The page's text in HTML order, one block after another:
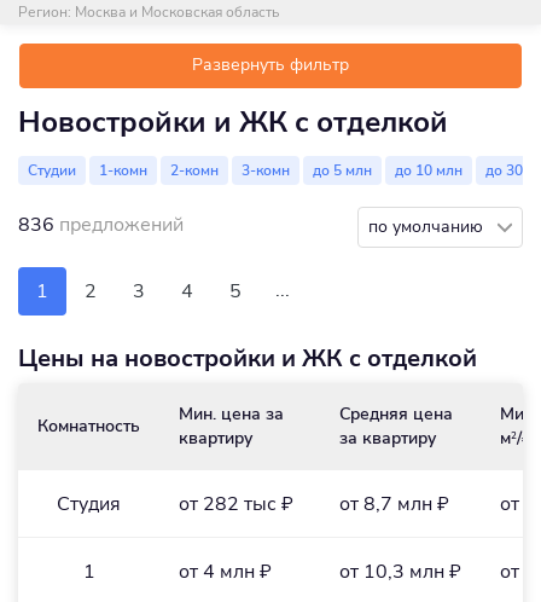
Регион: Москва и Московская область
Развернуть фильтр
Новостройки и ЖК с отделкой
Студии 1-комн 2-комн 3-комн до 5 млн до 10 млн до 30 м²
836 предложений по умолчанию
1 2 3 4 5 ...
Цены на новостройки и ЖК с отделкой
Комнатность
Мин. цена за
квартиру
Средняя цена
за квартиру
Мин.
м2/₽
Студия от 282 тыс ₽ от 8,7 млн ₽ от
1 от 4 млн ₽ от 10,3 млн ₽ от